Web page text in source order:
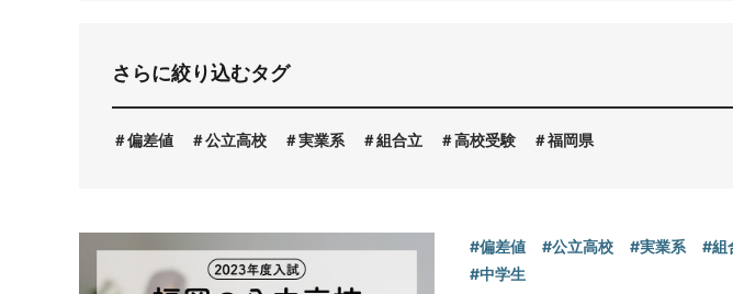
さらに絞り込むタグ
偏差値 公立高校 実業系 組合立 高校受験 福岡県
#偏差値 #公立高校 #実業系 #組
#中学生